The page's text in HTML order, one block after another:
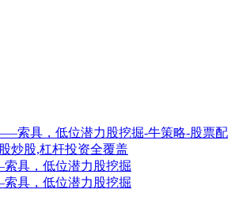
具，低位潜力股挖掘
具，低位潜力股挖掘